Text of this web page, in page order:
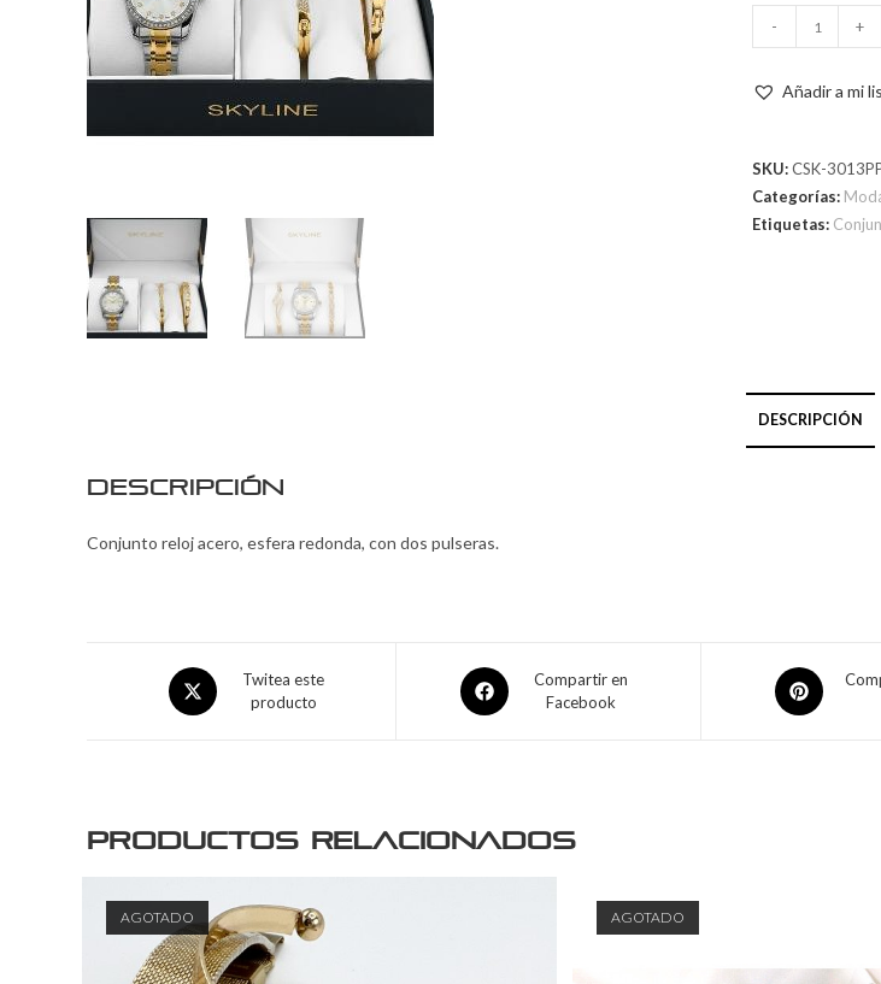
- +
Añadir a mi
SKU:CSK-
Categorías:
Etiquetas:
DESCRIPCIÓN
Descripción
Conjunto reloj acero, esfera redonda, con dos pulseras.
Twitea este
producto
Compartir en
Facebook
Productos relacionados
AGOTADO AGOTADO